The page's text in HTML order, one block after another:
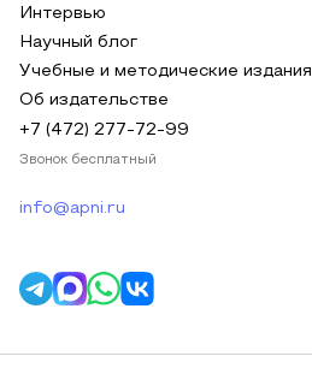
Интервью
Научный блог
Учебные и методические издания
Об издательстве
+7 (472) 277-72-99
Звонок бесплатный
info@apni.ru